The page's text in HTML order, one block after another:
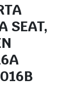
SEAT,